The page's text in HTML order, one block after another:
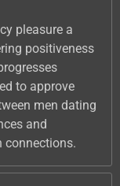
pleasure a
positiveness
to approve
men dating
and
connections.